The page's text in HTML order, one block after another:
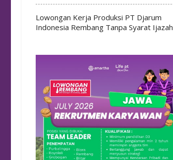
Lowongan Kerja Produksi PT Djarum
Indonesia Rembang Tanpa Syarat Ijazah